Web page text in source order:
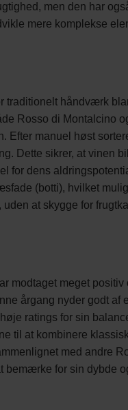
men den har
mere komplekse
traditionelt håndværk
Rosso di Montalcino
Efter manuel høst
Dette sikrer, at vinen
for dens
(botti), hvilket
at skygge for
modtaget meget
årgang nyder godt af
ratings for sin
til at kombinere
med andre
bemærke for sin dybde